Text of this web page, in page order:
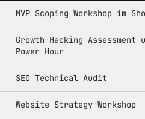
MVP Scoping Workshop im
Growth Hacking Assessment
Power Hour
SEO Technical Audit
Website Strategy Workshop